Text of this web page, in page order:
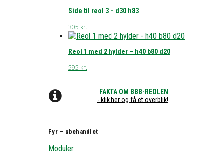
Side til reol 3 – d30 h83
305 kr.
Reol 1 med 2 hylder – h40 b80 d20
595 kr.
FAKTA OM BBB-REOLEN
- klik her og få et overblik!
Fyr – ubehandlet
Moduler